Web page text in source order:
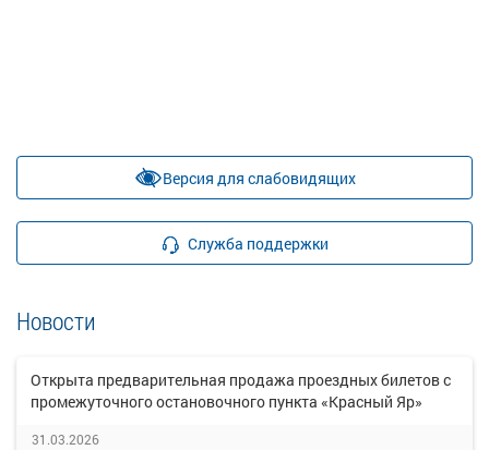
Версия для слабовидящих
Служба поддержки
Новости
Открыта предварительная продажа проездных билетов с
промежуточного остановочного пункта «Красный Яр»
31.03.2026